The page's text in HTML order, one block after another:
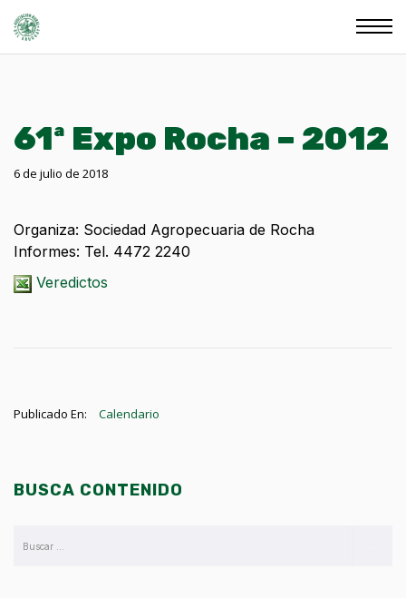
61ª Expo Rocha – 2012
6 de julio de 2018
Organiza: Sociedad Agropecuaria de Rocha
Informes: Tel. 4472 2240
Veredictos
Publicado En: Calendario
BUSCA CONTENIDO